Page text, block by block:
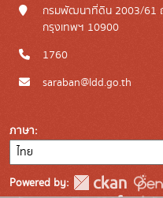
กรมพัฒนาที่ดิน 2003/61
กรุงเทพฯ 10900
1760
saraban@ldd.go.th
ภาษา
Powered by: